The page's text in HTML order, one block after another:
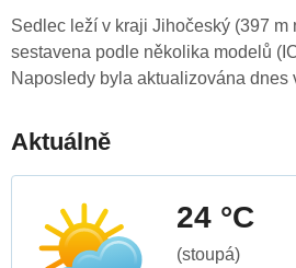
Sedlec leží v kraji Jihočeský (397 m
sestavena podle několika modelů
Naposledy byla aktualizována dnes
Aktuálně
24 °C
(stoupá)